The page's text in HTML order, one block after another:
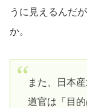
うに見えるんだ
か。
また、日本
道官は「目